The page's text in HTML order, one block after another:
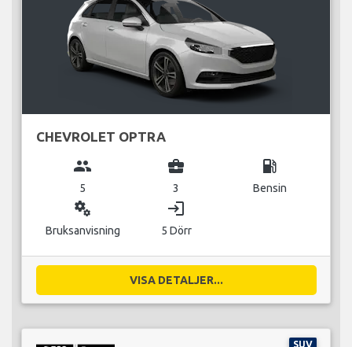
CHEVROLET OPTRA
group
5
business_center
3
local_gas_station
Bensin
miscellaneous_services
Bruksanvisning
login
5 Dörr
VISA DETALJER...
SUV